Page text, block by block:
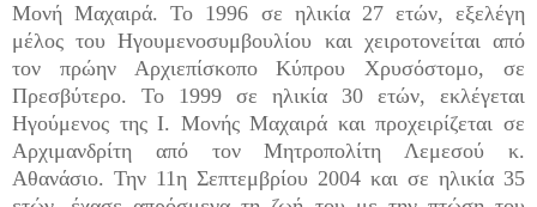
Μονή Μαχαιρά. Το 1996 σε ηλικία 27 ετών, εξελέγη
μέλος του Ηγουμενοσυμβουλίου και χειροτονείται από
τον πρώην Αρχιεπίσκοπο Κύπρου Χρυσόστομο, σε
Πρεσβύτερο. Το 1999 σε ηλικία 30 ετών, εκλέγεται
Ηγούμενος της Ι. Μονής Μαχαιρά και προχειρίζεται σε
Αρχιμανδρίτη από τον Μητροπολίτη Λεμεσού κ.
Αθανάσιο. Την 11η Σεπτεμβρίου 2004 και σε ηλικία 35